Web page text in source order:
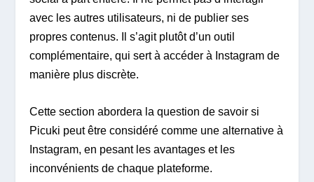
avec les autres utilisateurs, ni de publier ses
propres contenus. Il s’agit plutôt d’un outil
complémentaire, qui sert à accéder à Instagram de
manière plus discrète.
Cette section abordera la question de savoir si
Picuki peut être considéré comme une alternative à
Instagram, en pesant les avantages et les
inconvénients de chaque plateforme.